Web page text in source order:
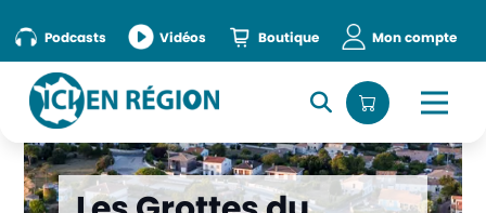
Podcasts Vidéos Boutique Mon compte